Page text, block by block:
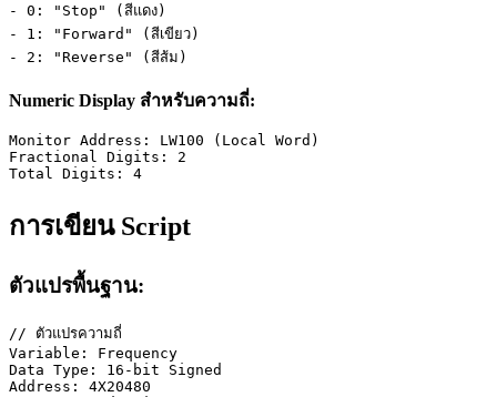
- 0: "Stop" (สีแดง)
- 1: "Forward" (สีเขียว)
- 2: "Reverse" (สีส้ม)
Numeric Display สำหรับความถี่:
Monitor Address: LW100 (Local Word)
Fractional Digits: 2
Total Digits: 4
การเขียน Script
ตัวแปรพื้นฐาน:
// ตัวแปรความถี่
Variable : Frequency
Data Type : 16 - bit Signed
Address : 4X20480